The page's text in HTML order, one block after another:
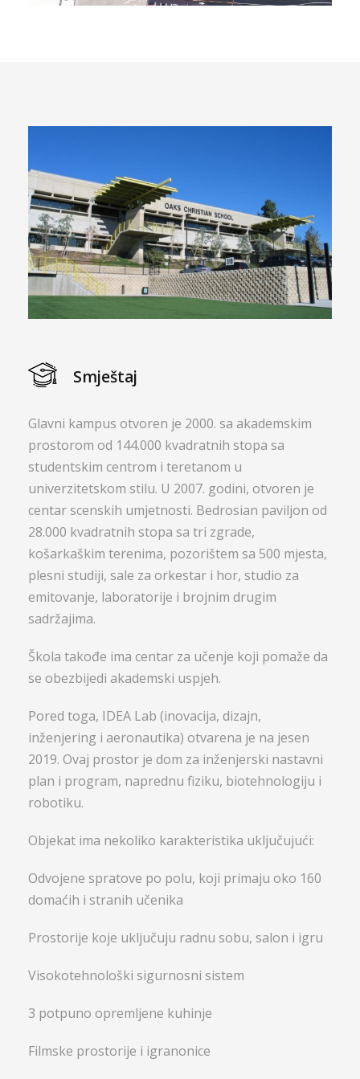
Smještaj
Glavni kampus otvoren je 2000. sa akademskim
prostorom od 144.000 kvadratnih stopa sa
studentskim centrom i teretanom u
univerzitetskom stilu. U 2007. godini, otvoren je
centar scenskih umjetnosti. Bedrosian paviljon od
28.000 kvadratnih stopa sa tri zgrade,
košarkaškim terenima, pozorištem sa 500 mjesta,
plesni studiji, sale za orkestar i hor, studio za
emitovanje, laboratorije i brojnim drugim
sadržajima.
Škola takođe ima centar za učenje koji pomaže da
se obezbijedi akademski uspjeh.
Pored toga, IDEA Lab (inovacija, dizajn,
inženjering i aeronautika) otvarena je na jesen
2019. Ovaj prostor je dom za inženjerski nastavni
plan i program, naprednu fiziku, biotehnologiju i
robotiku.
Objekat ima nekoliko karakteristika uključujući:
Odvojene spratove po polu, koji primaju oko 160
domaćih i stranih učenika
Prostorije koje uključuju radnu sobu, salon i igru
Visokotehnološki sigurnosni sistem
3 potpuno opremljene kuhinje
Filmske prostorije i igranonice